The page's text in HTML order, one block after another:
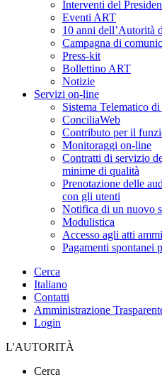
Interventi del
Eventi ART
10 anni dell’Autorità
Campagna di
Press-kit
Bollettino ART
Notizie
Servizi on-line
Sistema Telematico
ConciliaWeb
Contributo per il
Monitoraggi on-line
Contratti di servizio
minime di qualità
Prenotazione delle
con gli utenti
Notifica di un nuovo
Modulistica
Accesso agli atti
Pagamenti spontanei
Cerca
Italiano
Contatti
Amministrazione
Login
L'AUTORITÀ
Cerca